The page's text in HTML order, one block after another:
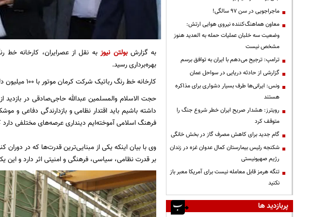
به گزارشبولتن نیوزبه نقل از عصرایران، کارخانه خط
بهره‌برداری رسید.
کارخانه خط رنگ رباتیک شرکت کرمان موتور با ۱۰۰ میلیون دلار سرمایه‌گذاری راه‌اندازی و برای ۸۰۰ نفر اشتغال‌زایی ایجاد کرده است.
حجت الاسلام والمسلمین عبدالله حاجی‌صادقی در بازدید
داشته باشیم باید اقتدار نظامی و بازدارندگی دفاعی و
فرهنگ اسلامی آموخته‌ایم دینداری عرصه‌های مختلفی
وی با بیان اینکه یکی از مبنایی‌ترین قدرت‌ها که در دوران
بر قدرت نظامی، سیاسی، فرهنگی و امنیتی اثر دارد و
ماجراجویی در سن ۹۷ سالگی!
معاون هماهنگ‌کننده نیروی هوایی ارتش:
وضعیت سه خلبان عملیات حمله به العدید هنوز
مشخص نیست
ترامپ: ترجیح می‌دهم با ایران به توافق برسم
گزارشی از حادثه دریایی در سواحل عمان
ونس: ایرانی‌ها طرف بسیار دشواری برای مذاکره
هستند
رویترز: هشدار صریح ایران خطر شروع جنگ را
متوقف کرد
گام جدید برای کاهش مصرف گاز در بخش خانگی
شکنجه رئیس بیمارستان کمال عدوان غزه در زندان
رژیم صهیونیستی
تنگه هرمز قابل معامله نیست برای آمریکا معبر باز
نکنید
پربازدید ها